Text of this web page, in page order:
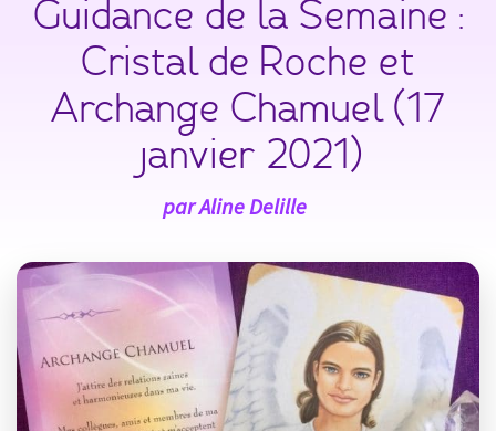
Guidance de la Semaine :
Cristal de Roche et
Archange Chamuel (17
janvier 2021)
parAline Delille